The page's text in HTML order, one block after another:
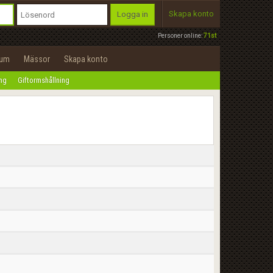
Personer online:71st
Logga in Skapa konto
Mässor Skapa konto
Giftormshållning